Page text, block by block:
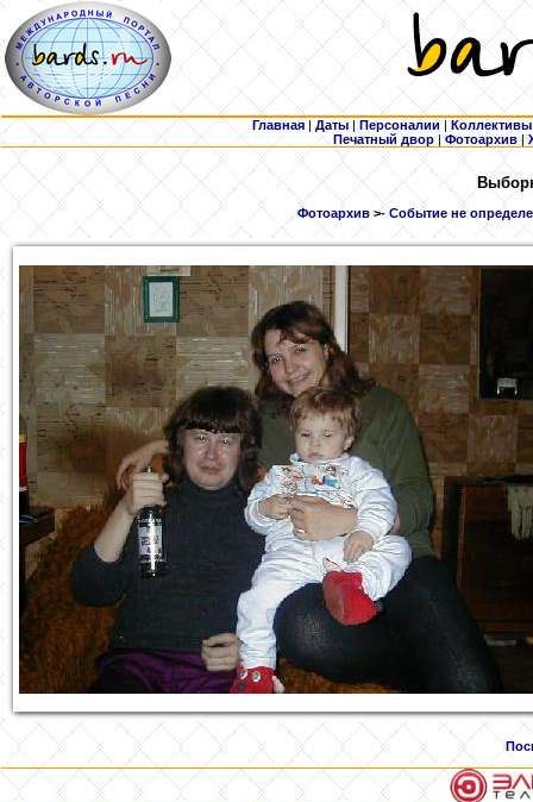
Главная | Даты | Персоналии | Коллективы
Печатный двор |Фотоархив |
Фотоархив >- Событие не